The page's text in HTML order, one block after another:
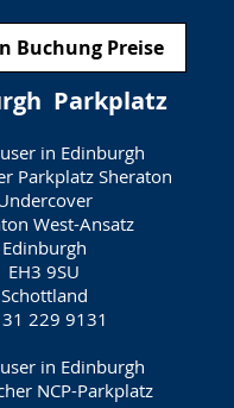
Buchung Preise
Parkplatz
in Edinburgh
Parkplatz Sheraton
West-Ansatz
Edinburgh
EH3 9SU
Schottland
229 9131
in Edinburgh
NCP-Parkplatz